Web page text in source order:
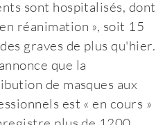
premier
confinement
a
fragilisé
les
plus
sont hospitalisés, dont
réanimation », soit 15
graves de plus qu'hier.
que la
de masques aux
est « en cours »